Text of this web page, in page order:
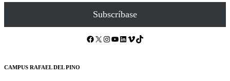
Subscríbase
Facebook X Instagram YouTube LinkedIn Vimeo TikTok
CAMPUS RAFAEL DEL PINO